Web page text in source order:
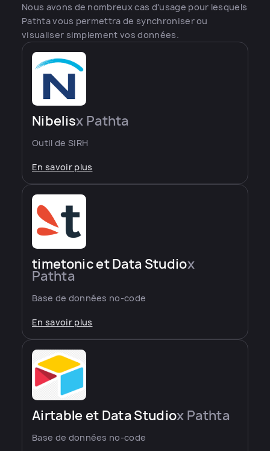
Nous avons de nombreux cas d'usage pour lesquels
Pathta vous permettra de synchroniser ou
visualiser simplement vos données.
Nibelisx Pathta
Outil de SIRH
En savoir plus
timetonic et Data Studiox
Pathta
Base de données no-code
En savoir plus
Airtable et Data Studiox Pathta
Base de données no-code